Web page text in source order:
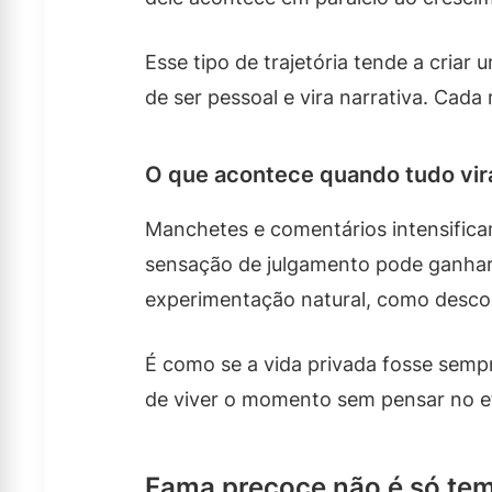
Esse tipo de trajetória tende a criar
de ser pessoal e vira narrativa.
O que acontece quando tudo
Manchetes e comentários
sensação de julgamento pode
experimentação natural, como
É como se a vida privada fosse
de viver o momento sem pensar no